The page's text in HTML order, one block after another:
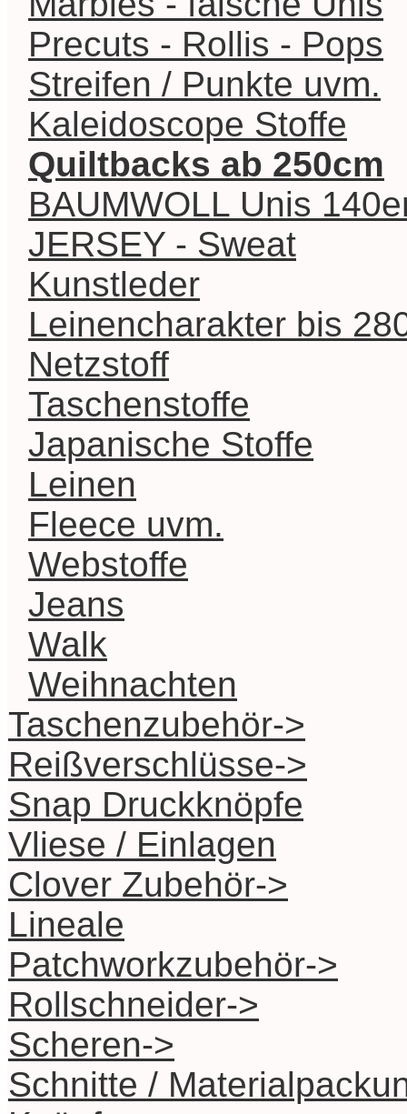
Precuts - Rollis - Pops
Streifen / Punkte uvm.
Kaleidoscope Stoffe
Quiltbacks ab 250cm
BAUMWOLL Unis
JERSEY - Sweat
Kunstleder
Leinencharakter bis
Netzstoff
Taschenstoffe
Japanische Stoffe
Leinen
Fleece uvm.
Webstoffe
Jeans
Walk
Weihnachten
Taschenzubehör->
Reißverschlüsse->
Snap Druckknöpfe
Vliese / Einlagen
Clover Zubehör->
Lineale
Patchworkzubehör->
Rollschneider->
Scheren->
Schnitte /